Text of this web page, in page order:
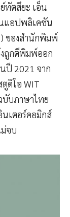
ย์ทัตสึยะ เอ็น
นแอปพลิเคชัน
ของสำนักพิมพ์
งถูกตีพิมพ์ออก
ปี 2021 จาก
ดิโอ WIT
บับภาษาไทย
เตอร์คอมิกส์
จบ